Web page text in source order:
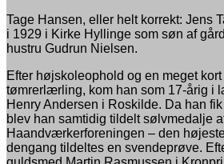
Tage Hansen, eller helt korrekt: Jens
i 1929 i Kirke Hyllinge som søn af
hustru Gudrun Nielsen.
Efter højskoleophold og en meget
tømrerlærling, kom han som 17-årig i
Henry Andersen i Roskilde. Da han
blev han samtidig tildelt sølvmedalje
Haandværkerforeningen – den
dengang tildeltes en svendeprøve.